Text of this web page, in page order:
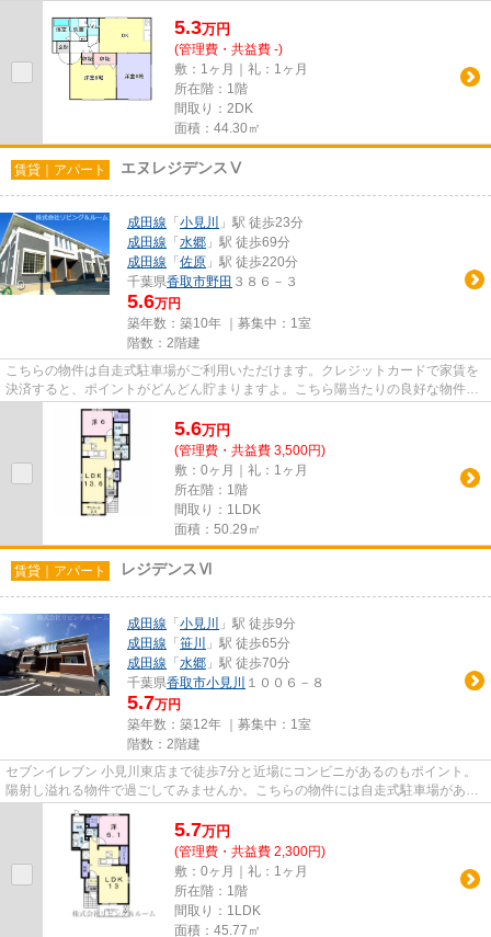
5.3万円
(管理費・共益費 -)
敷：1ヶ月｜礼：1ヶ月
所在階：1階
間取り：2DK
面積：44.30㎡
賃貸｜アパート エヌレジデンスⅤ
成田線 「 小見川
」駅 徒歩23分
成田線 「 水郷 」駅 徒歩69分
成田線 「 佐原 」駅 徒歩220分
千葉県香取市野田 ３８６－３
5.6万円
築年数：築10年 ｜募集中： 1室
階数：2階建
こちらの物件は自走式駐車場がご利用いただけます。クレジットカードで家賃を
決済すると、ポイントがどんどん貯まりますよ。こちら陽当たりの良好な物件で
す。重たいゴミの持ち運びが...
5.6万円
(管理費・共益費 3,500円)
敷：0ヶ月｜礼：1ヶ月
所在階：1階
間取り：1LDK
面積：50.29㎡
賃貸｜アパート レジデンスⅥ
成田線 「 小見川
」駅 徒歩9分
成田線 「 笹川
」駅 徒歩65分
成田線 「 水郷 」駅 徒歩70分
千葉県香取市小見川 １００６－８
5.7万円
築年数：築12年 ｜募集中： 1室
階数：2階建
セブンイレブン 小見川東店まで徒歩7分と近場にコンビニがあるのもポイント。
陽射し溢れる物件で過ごしてみませんか。こちらの物件には自走式駐車場があり
ます。こちらの物件はアパー...
5.7万円
(管理費・共益費 2,300円)
敷：0ヶ月｜礼：1ヶ月
所在階：1階
間取り：1LDK
面積：45.77㎡